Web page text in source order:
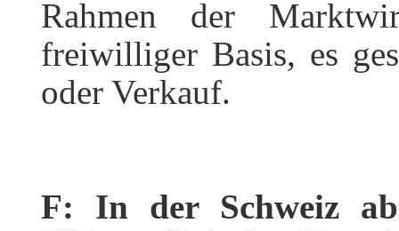
Rahmen der
freiwilliger Basis, es
oder Verkauf.
F: In der Schweiz